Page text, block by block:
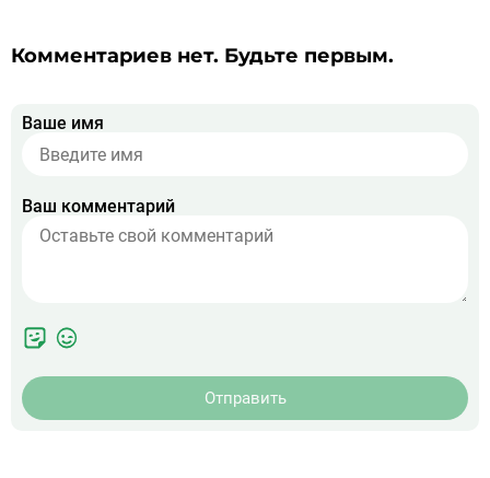
Комментариев нет. Будьте первым.
Ваше имя
Ваш комментарий
Отправить